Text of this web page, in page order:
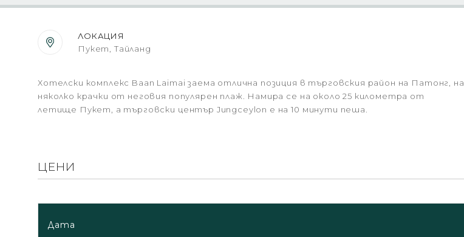
ЛОКАЦИЯ
Пукет, Тайланд
Хотелски комплекс Baan Laimai заема отлична позиция в търговския район на Патонг, на
няколко крачки от неговия популярен плаж. Намира се на около 25 километра от
летище Пукет, а търговски център Jungceylon е на 10 минути пеша.
ЦЕНИ
Дата